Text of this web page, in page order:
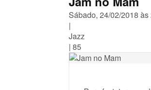
Sábado, 24/02/2018 às
|
Jazz
| 85